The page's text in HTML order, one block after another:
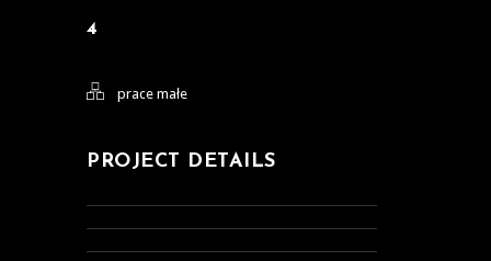
4
prace małe
PROJECT DETAILS